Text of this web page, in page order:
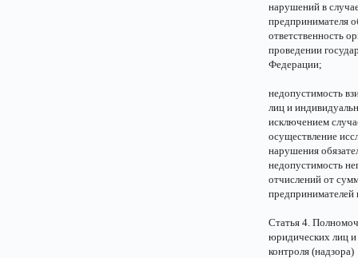
нарушений в
предпринимателя
ответственность
проведении
Федерации;
недопустимость
лиц и
исключением
осуществление
нарушения
недопустимость
отчислений от
предпринимателей
Статья 4.
юридических лиц и
контроля (надзора)